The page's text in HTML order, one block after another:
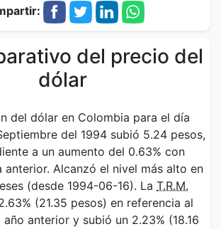
del precio del
dólar
del dólar en Colombia para el día
del 1994 subió 5.24 pesos,
a un aumento del 0.63% con
anterior. Alcanzó el nivel más alto en
(desde 1994-06-16). La T.R.M.
(21.35 pesos) en referencia al
anterior y subió un 2.23% (18.16